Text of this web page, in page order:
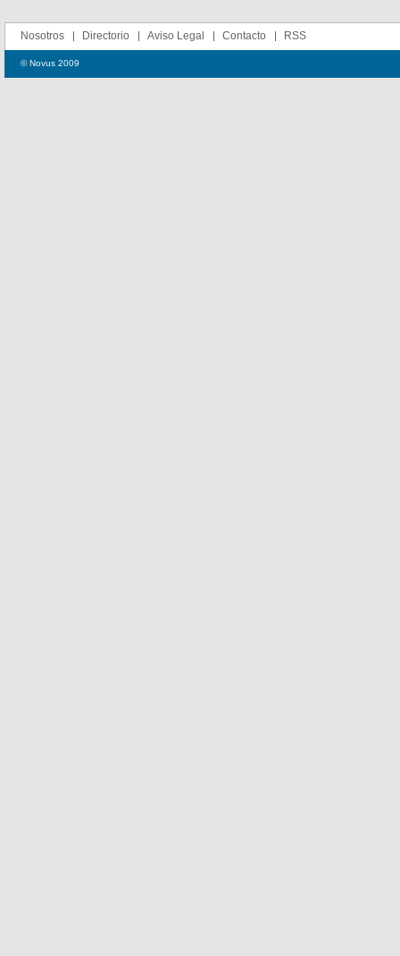
Nosotros Directorio Aviso Legal Contacto RSS
© Novus 2009